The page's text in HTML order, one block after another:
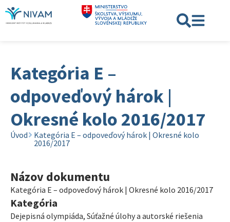
Kategória E –
odpoveďový hárok |
Okresné kolo 2016/2017
Úvod
Kategória E – odpoveďový hárok | Okresné kolo
2016/2017
Názov dokumentu
Kategória E – odpoveďový hárok | Okresné kolo 2016/2017
Kategória
Dejepisná olympiáda, Súťažné úlohy a autorské riešenia